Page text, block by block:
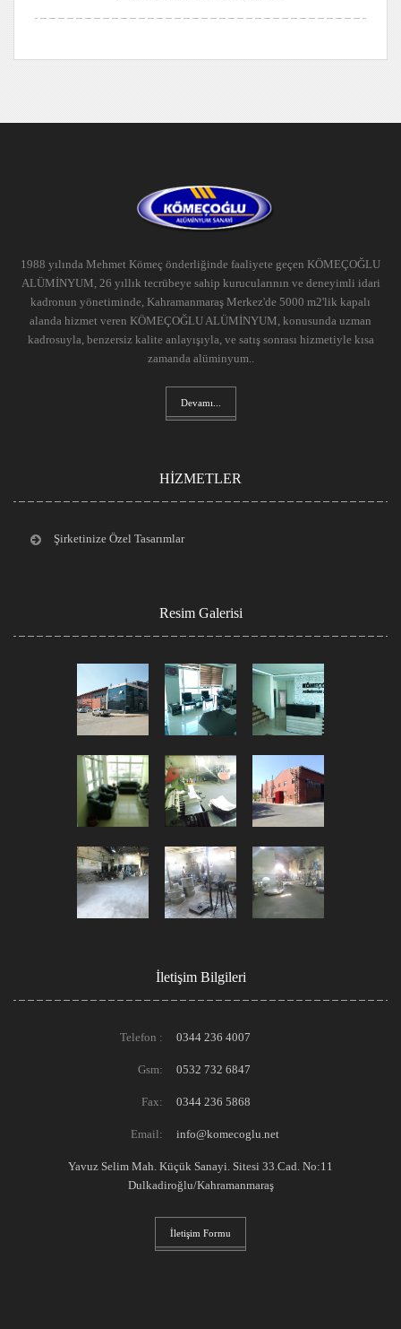
1988 yılında Mehmet Kömeç önderliğinde faaliyete geçen KÖMEÇOĞLU
ALÜMİNYUM, 26 yıllık tecrübeye sahip kurucularının ve deneyimli idari
kadronun yönetiminde, Kahramanmaraş Merkez'de 5000 m2'lik kapalı
alanda hizmet veren KÖMEÇOĞLU ALÜMİNYUM, konusunda uzman
kadrosuyla, benzersiz kalite anlayışıyla, ve satış sonrası hizmetiyle kısa
zamanda alüminyum..
Devamı...
HİZMETLER
Şirketinize Özel Tasarımlar
Resim Galerisi
İletişim Bilgileri
Telefon : 0344 236 4007
Gsm: 0532 732 6847
Fax: 0344 236 5868
Email: info@komecoglu.net
Yavuz Selim Mah. Küçük Sanayi. Sitesi 33.Cad. No:11
Dulkadiroğlu/Kahramanmaraş
İletişim Formu